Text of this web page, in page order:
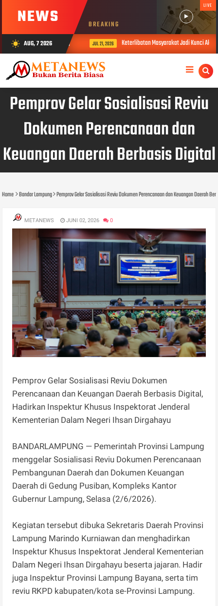
NEWS BREAKING
LIVE
wb_sunny AUG, 7 2026
Miliar ke Kejati Lampung JUL 21, 2026 Keterlibatan Masyarakat Jadi Kunci
Pemprov Gelar Sosialisasi Reviu
Dokumen Perencanaan dan
Keuangan Daerah Berbasis Digital
Home Bandar Lampung Pemprov Gelar Sosialisasi Reviu Dokumen Perencanaan dan Keuangan Daerah
METANEWS JUNI 02, 2026 0
Pemprov Gelar Sosialisasi Reviu Dokumen
Perencanaan dan Keuangan Daerah Berbasis Digital,
Hadirkan Inspektur Khusus Inspektorat Jenderal
Kementerian Dalam Negeri Ihsan Dirgahayu
BANDARLAMPUNG — Pemerintah Provinsi Lampung
menggelar Sosialisasi Reviu Dokumen Perencanaan
Pembangunan Daerah dan Dokumen Keuangan
Daerah di Gedung Pusiban, Kompleks Kantor
Gubernur Lampung, Selasa (2/6/2026).
Kegiatan tersebut dibuka Sekretaris Daerah Provinsi
Lampung Marindo Kurniawan dan menghadirkan
Inspektur Khusus Inspektorat Jenderal Kementerian
Dalam Negeri Ihsan Dirgahayu beserta jajaran. Hadir
juga Inspektur Provinsi Lampung Bayana, serta tim
reviu RKPD kabupaten/kota se-Provinsi Lampung.